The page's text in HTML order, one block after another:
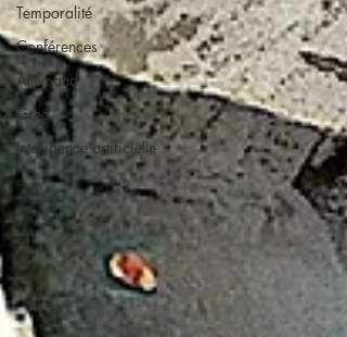
Temporalité
Conférences
Allemand
Grec
Intelligence artificielle